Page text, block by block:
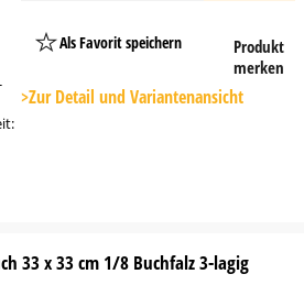
Als Favorit speichern
Button
Produkt
merken
>Zur Detail und Variantenansicht
33 x 33 cm 1/8 Buchfalz 3-lagig